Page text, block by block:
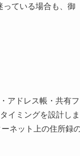
っている場合も、御
アドレス帳・共有フ
イミングを設計しま
ネット上の住所録